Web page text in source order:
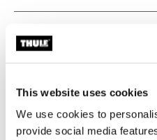
This website uses cookies
We use cookies to
provide social media
Todas las
Toggle guides and
Instrucciones